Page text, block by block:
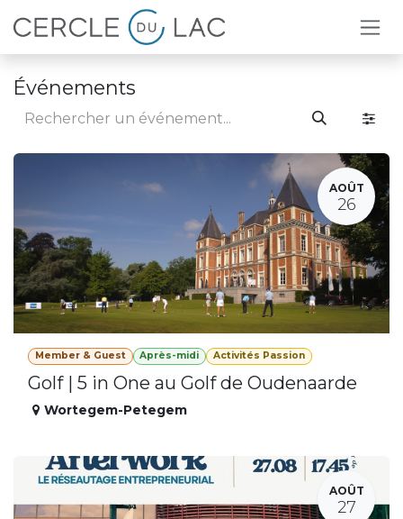
Se rendre au contenu
Événements
AOÛT
26
Member & Guest Après-midi Activités Passion
Golf | 5 in One au Golf de Oudenaarde
Wortegem-Petegem
AOÛT
27